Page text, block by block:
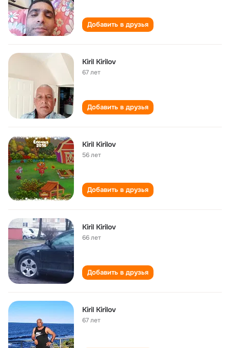
Добавить в друзья
Kiril Kirilov
67 лет
Добавить в друзья
Kiril Kirilov
56 лет
Добавить в друзья
Kiril Kirilov
66 лет
Добавить в друзья
Kiril Kirilov
67 лет